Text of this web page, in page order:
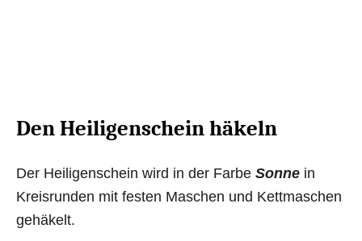
Den Heiligenschein häkeln
Der Heiligenschein wird in der Farbe Sonne in
Kreisrunden mit festen Maschen und Kettmaschen
gehäkelt.